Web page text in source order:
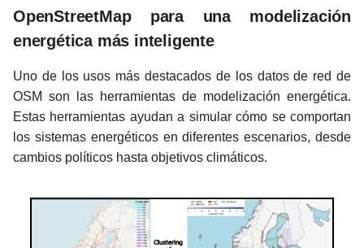
OpenStreetMap para una modelización
energética más inteligente
Uno de los usos más destacados de los datos de red de
OSM son las herramientas de modelización energética.
Estas herramientas ayudan a simular cómo se comportan
los sistemas energéticos en diferentes escenarios, desde
cambios políticos hasta objetivos climáticos.